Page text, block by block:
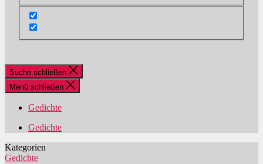
Suche schließen
Menü schließen
Gedichte
Gedichte
Kategorien
Gedichte